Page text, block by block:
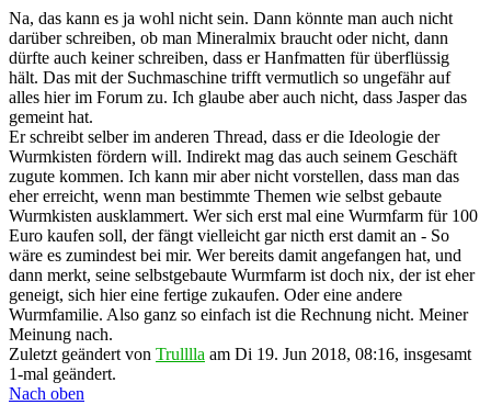
Na, das kann es ja wohl nicht sein. Dann könnte man auch nicht
darüber schreiben, ob man Mineralmix braucht oder nicht, dann
dürfte auch keiner schreiben, dass er Hanfmatten für überflüssig
hält. Das mit der Suchmaschine trifft vermutlich so ungefähr auf
alles hier im Forum zu. Ich glaube aber auch nicht, dass Jasper das
gemeint hat.
Er schreibt selber im anderen Thread, dass er die Ideologie der
Wurmkisten fördern will. Indirekt mag das auch seinem Geschäft
zugute kommen. Ich kann mir aber nicht vorstellen, dass man das
eher erreicht, wenn man bestimmte Themen wie selbst gebaute
Wurmkisten ausklammert. Wer sich erst mal eine Wurmfarm für 100
Euro kaufen soll, der fängt vielleicht gar nicth erst damit an - So
wäre es zumindest bei mir. Wer bereits damit angefangen hat, und
dann merkt, seine selbstgebaute Wurmfarm ist doch nix, der ist eher
geneigt, sich hier eine fertige zukaufen. Oder eine andere
Wurmfamilie. Also ganz so einfach ist die Rechnung nicht. Meiner
Meinung nach.
Zuletzt geändert von Trulllla am Di 19. Jun 2018, 08:16, insgesamt
1-mal geändert.
Nach oben